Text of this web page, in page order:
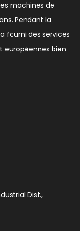
machines de
Pendant la
fourni des services
européennes bien
Dist.,